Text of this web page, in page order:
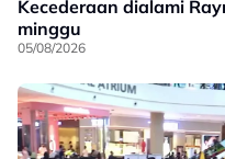
Kecederaan dialami
minggu
05/08/2026